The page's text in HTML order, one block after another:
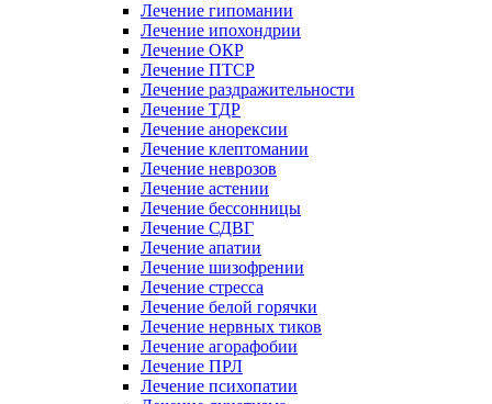
Лечение гипомании
Лечение ипохондрии
Лечение ОКР
Лечение ПТСР
Лечение раздражительности
Лечение ТДР
Лечение анорексии
Лечение клептомании
Лечение неврозов
Лечение астении
Лечение бессонницы
Лечение СДВГ
Лечение апатии
Лечение шизофрении
Лечение стресса
Лечение белой горячки
Лечение нервных тиков
Лечение агорафобии
Лечение ПРЛ
Лечение психопатии